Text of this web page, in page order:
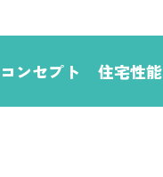
コンセプト 住宅性能